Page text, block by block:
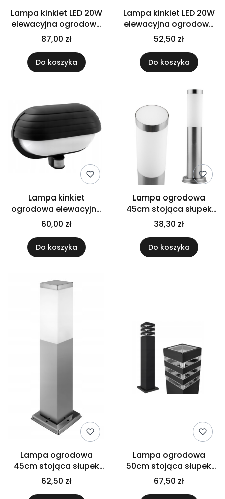
Lampa kinkiet LED 20W
elewacyjna ogrodowa
czujnik
87,00 zł
Do koszyka
Lampa kinkiet LED 20W
elewacyjna ogrodowa
IP65
52,50 zł
Do koszyka
Lampa kinkiet
ogrodowa elewacyjna
z czujnikiem
60,00 zł
Do koszyka
Lampa ogrodowa
45cm stojąca słupek
E27 zewnętrzna
38,30 zł
Do koszyka
Lampa ogrodowa
45cm stojąca słupek
zewnętrzna E27
62,50 zł
Lampa ogrodowa
50cm stojąca słupek
zewnętrzna
67,50 zł